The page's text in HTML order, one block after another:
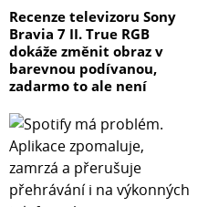
Recenze televizoru Sony
Bravia 7 II. True RGB
dokáže změnit obraz v
barevnou podívanou,
zadarmo to ale není